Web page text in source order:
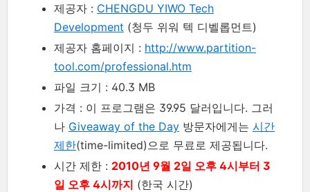
제공자 : CHENGDU YIWO Tech
Development (청두 위워 텍 디벨롭먼트)
제공자 홈페이지 : http://www.partition-
tool.com/professional.htm
파일 크기 : 40.3 MB
가격 : 이 프로그램은 39.95 달러입니다. 그러
나 Giveaway of the Day 방문자에게는 시간
제한(time-limited)으로 무료로 제공됩니다.
시간 제한 : 2010년 9월 2일 오후 4시부터 3
일 오후 4시까지 (한국 시간)